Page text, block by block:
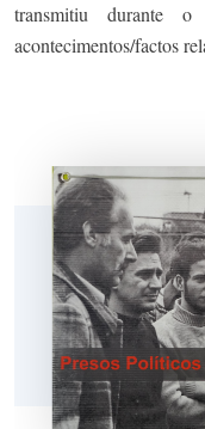
transmitiu durante
acontecimentos/factos